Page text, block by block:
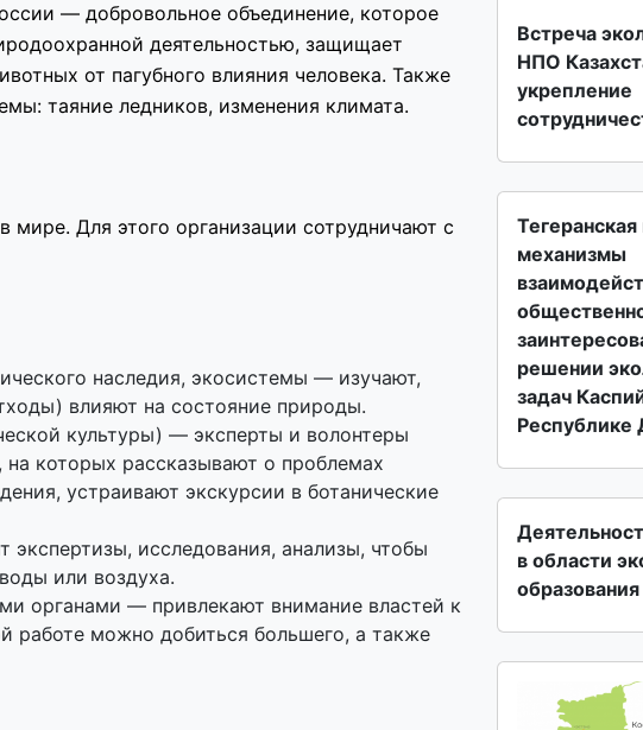
— добровольное объединение, которое
деятельностью, защищает
от пагубного влияния человека. Также
таяние ледников, изменения климата.
Для этого организации сотрудничают с
наследия, экосистемы — изучают,
влияют на состояние природы.
культуры) — эксперты и волонтеры
которых рассказывают о проблемах
устраивают экскурсии в ботанические
исследования, анализы, чтобы
или воздуха.
органами — привлекают внимание властей к
работе можно добиться большего, а также
Встреча
НПО
укрепление
механизмы
решении
задач
Республике
в области
образования